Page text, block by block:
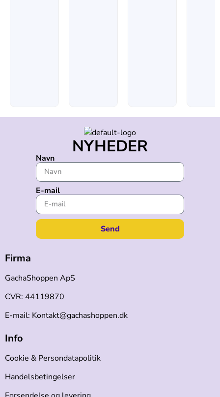
NYHEDER
Navn
E-mail
Send
Firma
GachaShoppen ApS
CVR: 44119870
E-mail: Kontakt@gachashoppen.dk
Info
Cookie & Persondatapolitik
Handelsbetingelser